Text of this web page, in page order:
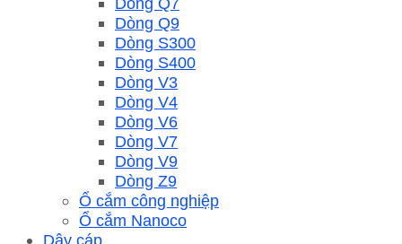
Dòng Q9
Dòng S300
Dòng S400
Dòng V3
Dòng V4
Dòng V6
Dòng V7
Dòng V9
Dòng Z9
Ổ cắm công nghiệp
Ổ cắm Nanoco
Dây cáp